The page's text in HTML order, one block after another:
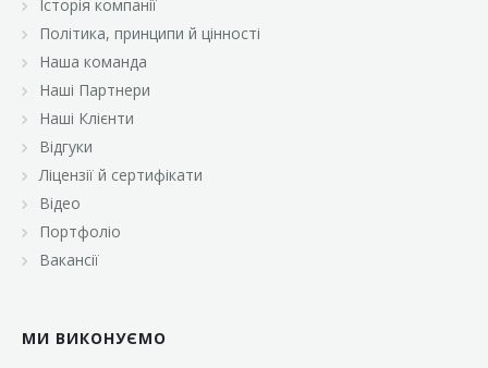
Історія компанії
Політика, принципи й цінності
Наша команда
Наші Партнери
Наші Клієнти
Відгуки
Ліцензії й сертифікати
Відео
Портфоліо
Вакансії
МИ ВИКОНУЄМО